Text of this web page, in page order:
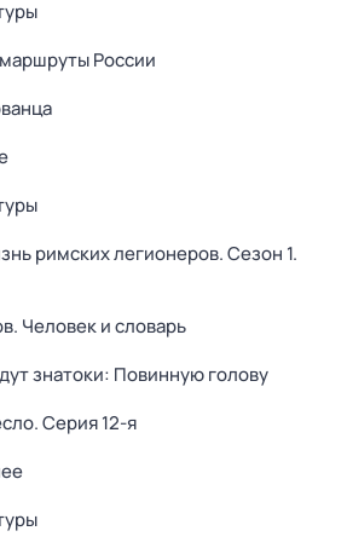
России
римских легионеров. Сезон 1.
Человек и словарь
знатоки: Повинную голову
. Серия 12-я